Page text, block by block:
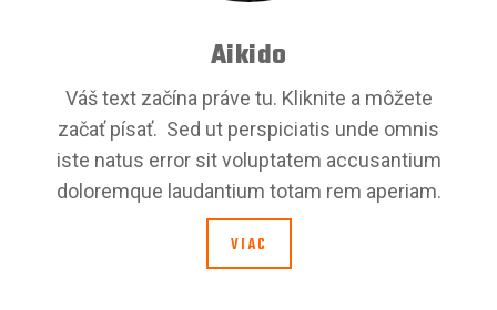
Aikido
Váš text začína práve tu. Kliknite a môžete
začať písať. Sed ut perspiciatis unde omnis
iste natus error sit voluptatem accusantium
doloremque laudantium totam rem aperiam.
VIAC